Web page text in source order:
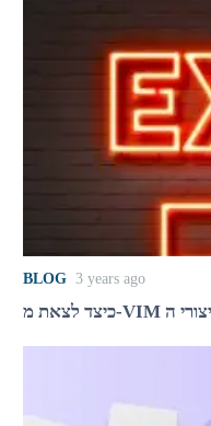
BLOG 3 years ago